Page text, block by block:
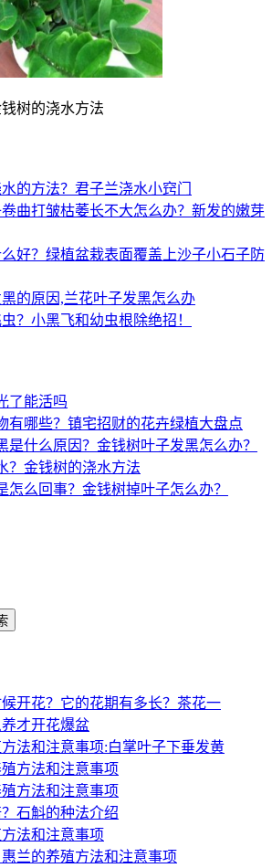
树的浇水方法
的方法？君子兰浇水小窍门
曲打皱枯萎长不大怎么办？新发的嫩芽
好？绿植盆栽表面覆盖上沙子小石子防
的原因,兰花叶子发黑怎么办
？小黑飞和幼虫根除绝招！
了能活吗
有哪些？镇宅招财的花卉绿植大盘点
是什么原因？金钱树叶子发黑怎么办？
？金钱树的浇水方法
怎么回事？金钱树掉叶子怎么办？
开花？它的花期有多长？茶花一
才开花爆盆
法和注意事项:白掌叶子下垂发黄
方法和注意事项
方法和注意事项
石斛的种法介绍
法和注意事项
兰的养殖方法和注意事项